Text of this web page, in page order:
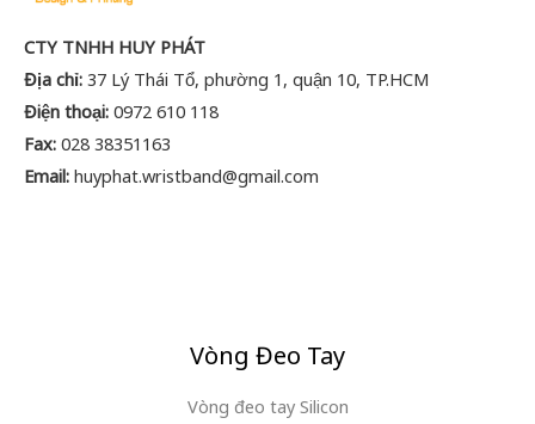
CTY TNHH HUY PHÁT
Địa chỉ: 37 Lý Thái Tổ, phường 1, quận 10, TP.HCM
Điện thoại: 0972 610 118
Fax: 028 38351163
Email: huyphat.wristband@gmail.com
Vòng Đeo Tay
Vòng đeo tay Silicon